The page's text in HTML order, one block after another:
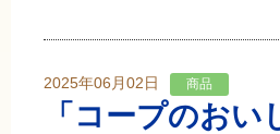
2025年06月02日 商品
「コープのお